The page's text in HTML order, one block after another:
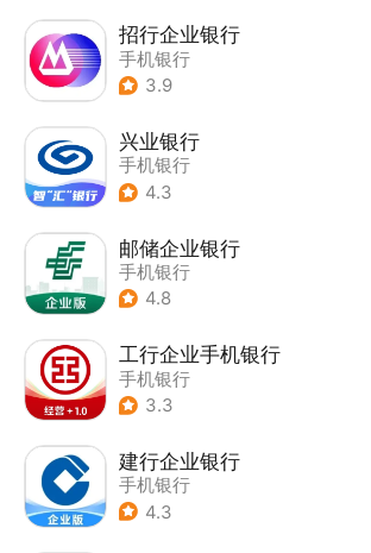
招行企业银行
手机银行
3.9
兴业银行
手机银行
4.3
邮储企业银行
手机银行
4.8
工行企业手机银行
手机银行
3.3
建行企业银行
手机银行
4.3